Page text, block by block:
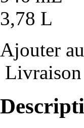
3,78 L
Ajouter
Livraison